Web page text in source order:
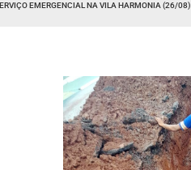
EMERGENCIAL NA VILA HARMONIA (26/08)